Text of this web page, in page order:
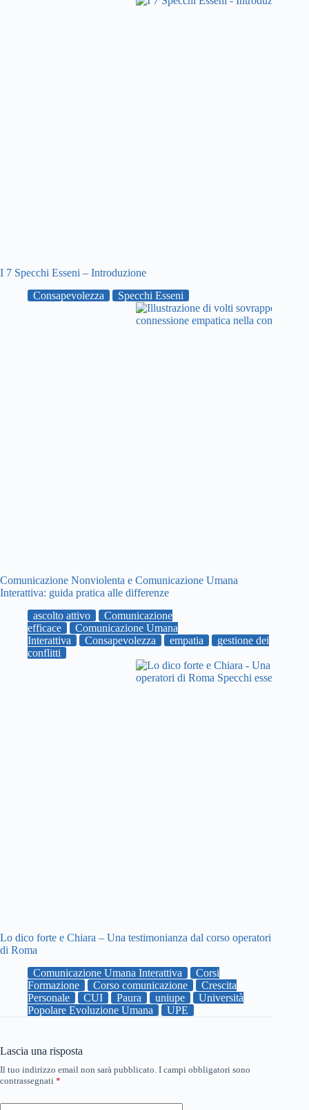
I 7 Specchi Esseni – Introduzione
Consapevolezza
Specchi Esseni
Comunicazione Nonviolenta e Comunicazione Umana
Interattiva: guida pratica alle differenze
ascolto attivo
Comunicazione
efficace
Comunicazione Umana
Interattiva
Consapevolezza empatia
gestione dei
conflitti
Lo dico forte e Chiara – Una testimonianza dal corso operatori
di Roma
Comunicazione Umana Interattiva
Corsi
Formazione
Corso comunicazione
Crescita
Personale
CUI Paura uniupe
Università
Popolare Evoluzione Umana
UPE
Lascia una risposta
Il tuo indirizzo email non sarà pubblicato. I campi obbligatori sono
contrassegnati *